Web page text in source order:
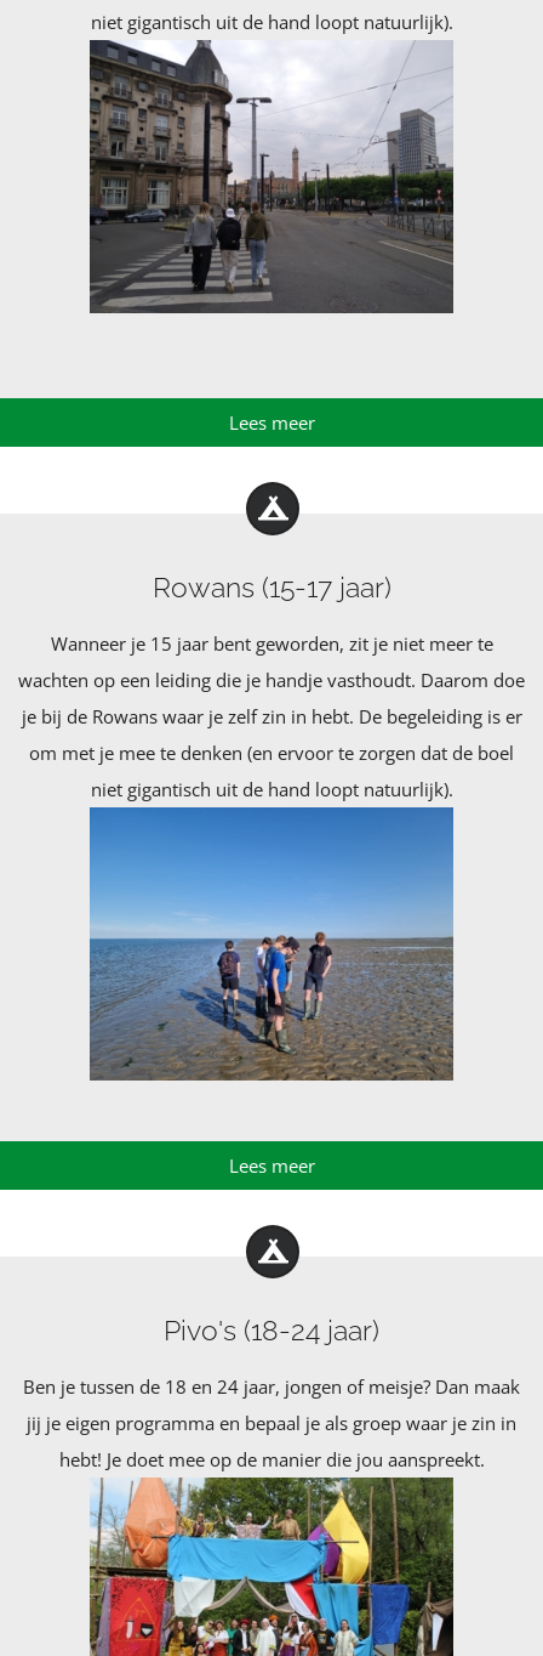
niet gigantisch uit de hand loopt natuurlijk).
Lees meer
Rowans (15-17 jaar)
Wanneer je 15 jaar bent geworden, zit je niet meer te
wachten op een leiding die je handje vasthoudt. Daarom doe
je bij de Rowans waar je zelf zin in hebt. De begeleiding is er
om met je mee te denken (en ervoor te zorgen dat de boel
niet gigantisch uit de hand loopt natuurlijk).
Lees meer
Pivo's (18-24 jaar)
Ben je tussen de 18 en 24 jaar, jongen of meisje? Dan maak
jij je eigen programma en bepaal je als groep waar je zin in
hebt! Je doet mee op de manier die jou aanspreekt.